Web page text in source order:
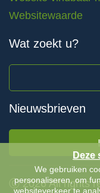
Websitewaarde
Wat zoekt u?
Nieuwsbrieven
Ⓒ 2026 All rights
Deze
We gebruiken
personaliseren, om
websiteverkeer te